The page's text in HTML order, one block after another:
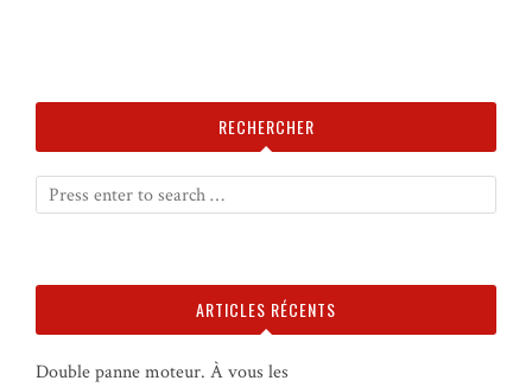
RECHERCHER
ARTICLES RÉCENTS
Double panne moteur. À vous les